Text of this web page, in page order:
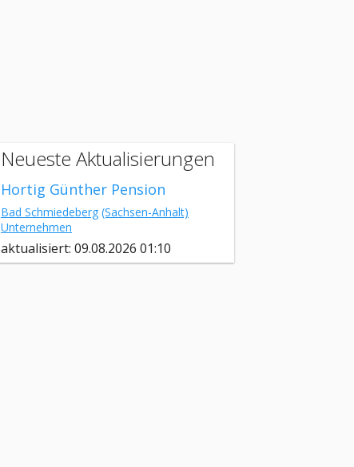
Neueste Aktualisierungen
Hortig Günther Pension
Bad Schmiedeberg (Sachsen-Anhalt)
Unternehmen
aktualisiert: 09.08.2026 01:10